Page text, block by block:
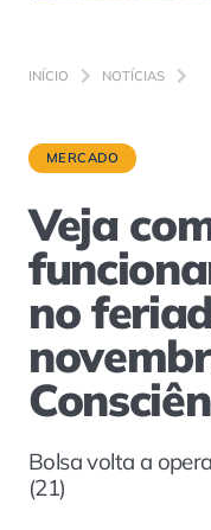
INÍCIO NOTÍCIAS
MERCADO
Veja
no
Bolsa volta a
(21)